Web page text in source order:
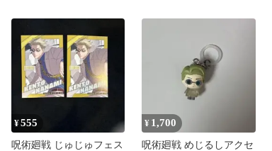
¥555
呪術廻戦 じゅじゅフェス
¥ 1,700
呪術廻戦 めじるしアクセ